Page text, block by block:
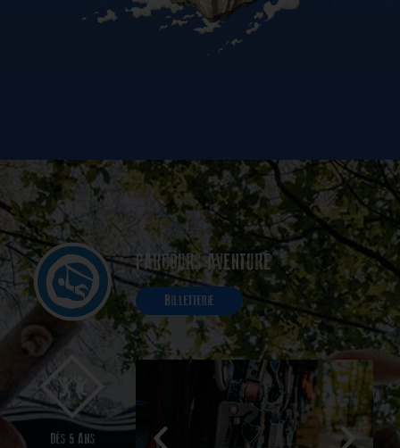
PARCOURS AVENTURE
BILLETTERIE
DÈS 5 ANS